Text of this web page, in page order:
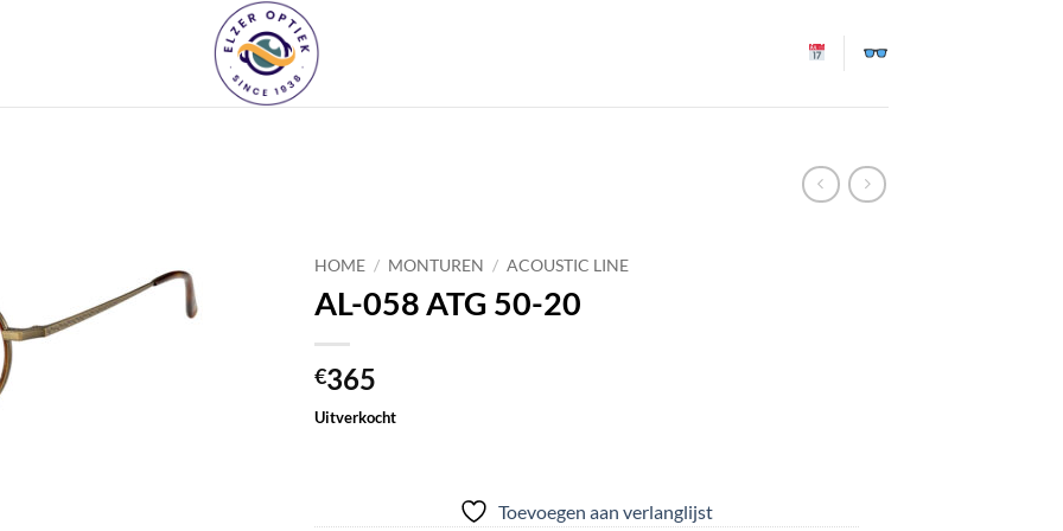
verlanglijst
HOME / MONTUREN / ACOUSTIC LINE
AL-058 ATG 50-20
€365
Uitverkocht
Toevoegen aan verlanglijst